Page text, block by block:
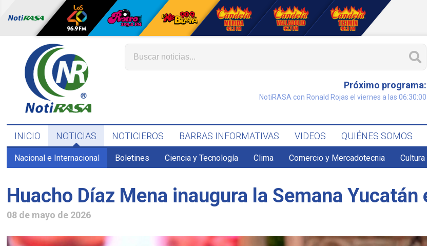
Próximo programa:
NotiRASA con Ronald Rojas el viernes a las 06:30:00
INICIO NOTICIAS NOTICIEROS BARRAS INFORMATIVAS VIDEOS QUIÉNES SOMOS
Nacional e Internacional Boletines Ciencia y Tecnología Clima Comercio y Mercadotecnia
Huacho Díaz Mena inaugura la Semana
08 de mayo de 2026